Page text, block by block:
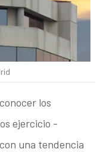
los
ejercicio -
una tendencia